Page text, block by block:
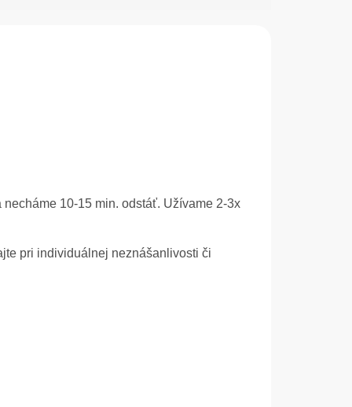
10-15 min. odstáť. Užívame 2-3x
pri individuálnej neznášanlivosti či